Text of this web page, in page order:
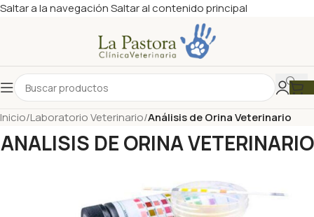
Saltar a la navegaciónSaltar al contenido principal
Inicio/Laboratorio Veterinario/Análisis de Orina Veterinario
ANALISIS DE ORINA VETERINARIO